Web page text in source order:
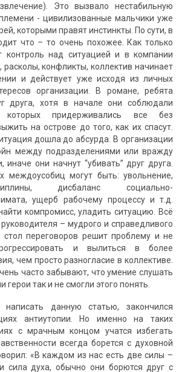
Это вызвало нестабильную
- цивилизованные мальчики уже
которыми правят инстинкты. По сути, в
что – то очень похожее. Как только
контроль над ситуацией и в компании
конфликты, коллектив начинает
и действует уже исходя из личных
организации. В романе, ребята
друга, хотя в начале они соблюдали
которых придерживались все без
на острове до того, как их спасут.
дошла до абсурда. В организации
между подразделениями или вражду
они начнут “убивать” друг друга.
междоусобиц могут быть: увольнение,
дисбаланс социально-
ущерб рабочему процессу и т.д.
компромисс, уладить ситуацию. Всё
– мудрого и справедливого
стол переговоров решит проблему и не
и вылиться в более
чем просто разногласие в коллективе.
часто забывают, что умение слушать
герои так и не смогли этого понять.
данную статью, закончился
антиутопии. Но именно на таких
с мрачным концом учатся избегать
всегда борется с духовной
«В каждом из нас есть две силы –
сила духа, обычно они борются друг с